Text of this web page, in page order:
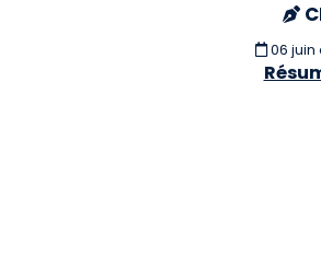
06 juin